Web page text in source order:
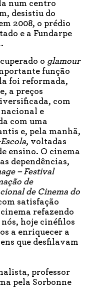
num centro
desistiu do
2008, o prédio
e a Fundarpe
o glamour
função
foi reformada,
a preços
com
nacional e
com uma
e, pela manhã,
, voltadas
ensino. O cinema
dependências,
– Festival
de
de Cinema do
satisfação
refazendo
hoje cinéfilos
a enriquecer a
que desfilavam
professor
pela Sorbonne